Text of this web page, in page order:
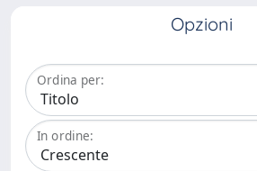
Opzioni
Ordina per:
In ordine: